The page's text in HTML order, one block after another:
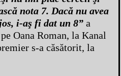
nota 7. Dacă nu avea
i-aş fi dat un 8” a
Oana Roman, la Kanal
s-a căsătorit, la